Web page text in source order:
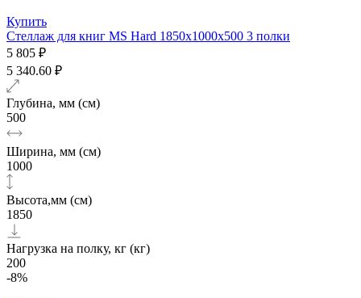
Купить
Стеллаж для книг MS Hard 1850х1000x500 3 полки
5 805 ₽
5 340.60 ₽
Глубина, мм (см)
500
Ширина, мм (см)
1000
Высота,мм (см)
1850
Нагрузка на полку, кг (кг)
200
-8%